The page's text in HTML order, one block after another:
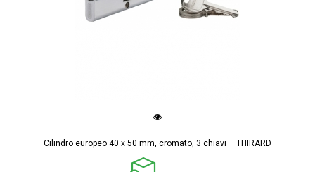
Cilindro europeo 40 x 50 mm, cromato, 3 chiavi – THIRARD